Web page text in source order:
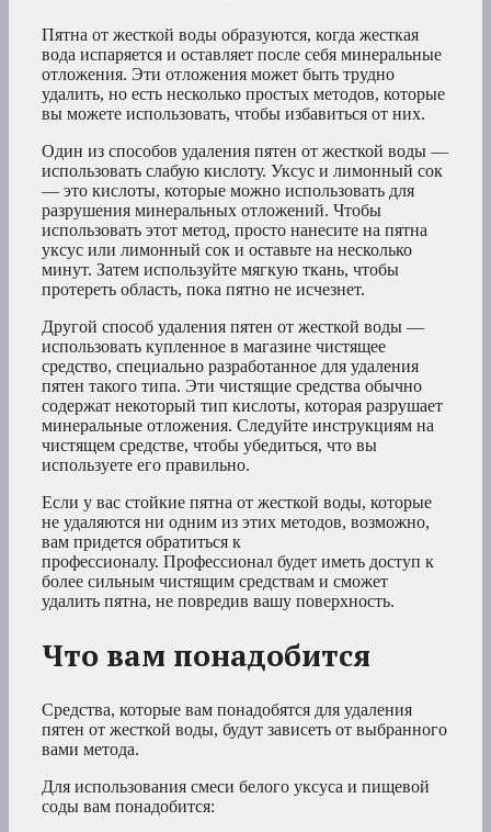
Пятна от жесткой воды образуются, когда жесткая
вода испаряется и оставляет после себя минеральные
отложения. Эти отложения может быть трудно
удалить, но есть несколько простых методов, которые
вы можете использовать, чтобы избавиться от них.
Один из способов удаления пятен от жесткой воды —
использовать слабую кислоту. Уксус и лимонный сок
— это кислоты, которые можно использовать для
разрушения минеральных отложений. Чтобы
использовать этот метод, просто нанесите на пятна
уксус или лимонный сок и оставьте на несколько
минут. Затем используйте мягкую ткань, чтобы
протереть область, пока пятно не исчезнет.
Другой способ удаления пятен от жесткой воды —
использовать купленное в магазине чистящее
средство, специально разработанное для удаления
пятен такого типа. Эти чистящие средства обычно
содержат некоторый тип кислоты, которая разрушает
минеральные отложения. Следуйте инструкциям на
чистящем средстве, чтобы убедиться, что вы
используете его правильно.
Если у вас стойкие пятна от жесткой воды, которые
не удаляются ни одним из этих методов, возможно,
вам придется обратиться к
профессионалу. Профессионал будет иметь доступ к
более сильным чистящим средствам и сможет
удалить пятна, не повредив вашу поверхность.
Что вам понадобится
Средства, которые вам понадобятся для удаления
пятен от жесткой воды, будут зависеть от выбранного
вами метода.
Для использования смеси белого уксуса и пищевой
соды вам понадобится: